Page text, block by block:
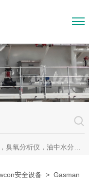
油中水分析仪，超声波测漏仪。
安全设备 >Gasman